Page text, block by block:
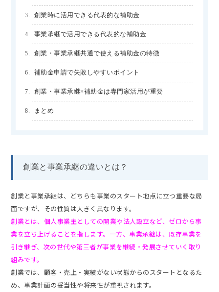
創業時に活用できる代表的な補助金
事業承継で活用できる代表的な補助金
創業・事業承継共通で使える補助金の特徴
補助金申請で失敗しやすいポイント
創業・事業承継×補助金は専門家活用が重要
まとめ
創業と事業承継の違いとは？
創業と事業承継は、どちらも事業のスタート地点に立つ重要な局
面ですが、その性質は大きく異なります。
創業とは、個人事業主としての開業や法人設立など、ゼロから事
業を立ち上げることを指します。一方、事業承継は、既存事業を
引き継ぎ、次の世代や第三者が事業を継続・発展させていく取り
組みです。
創業では、顧客・売上・実績がない状態からのスタートとなるた
め、事業計画の妥当性や将来性が重視されます。